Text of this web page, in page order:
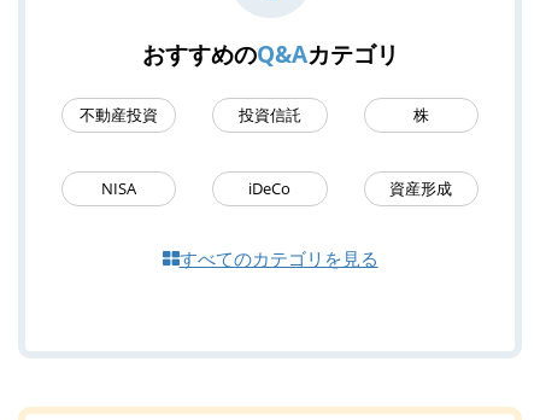
おすすめのQ&Aカテゴリ
不動産投資 投資信託 株
NISA iDeCo 資産形成
すべてのカテゴリを見る